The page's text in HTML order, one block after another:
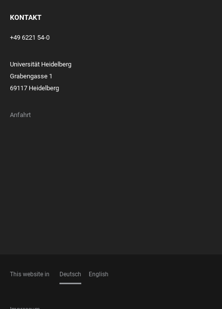
KONTAKT
+49 6221 54-0
Universität Heidelberg
Grabengasse 1
69117 Heidelberg
Anfahrt
This website in Deutsch English